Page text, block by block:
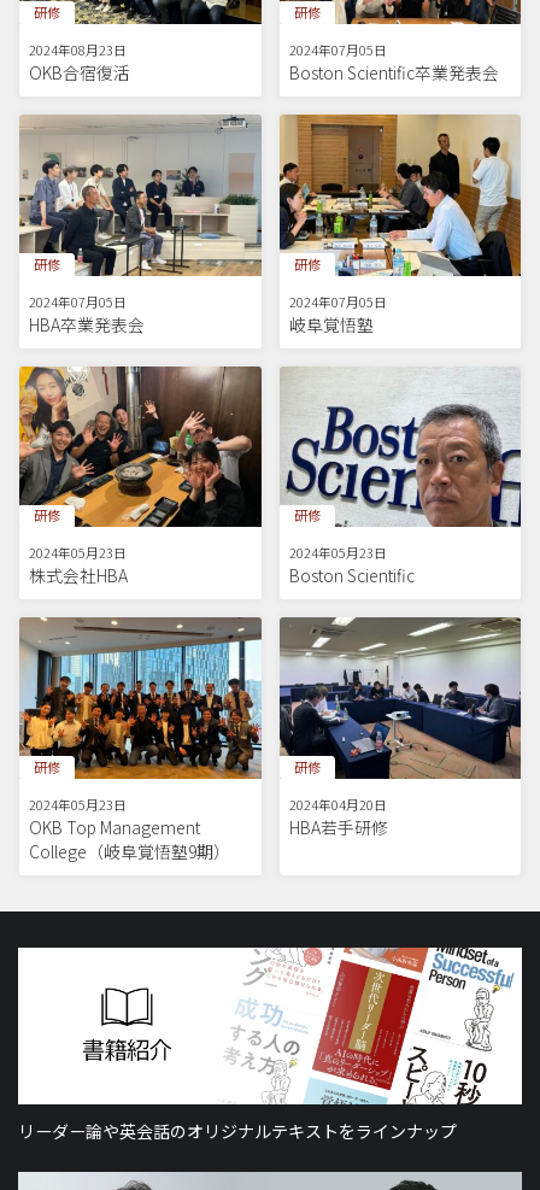
研修
2024年08月23日
OKB合宿復活
研修
2024年07月05日
Boston Scientific卒業発表会
研修
2024年07月05日
HBA卒業発表会
研修
2024年07月05日
岐阜覚悟塾
研修
2024年05月23日
株式会社HBA
研修
2024年05月23日
Boston Scientific
研修
2024年05月23日
OKB Top Management
College（岐阜覚悟塾9期）
研修
2024年04月20日
HBA若手研修
リーダー論や英会話のオリジナルテキストをラインナップ